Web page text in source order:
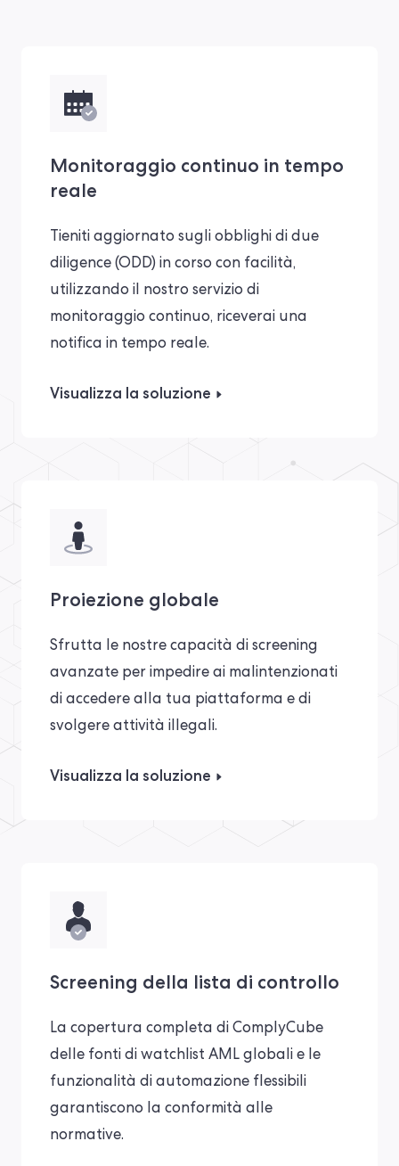
Monitoraggio continuo in tempo
reale
Tieniti aggiornato sugli obblighi di due
diligence (ODD) in corso con facilità,
utilizzando il nostro servizio di
monitoraggio continuo, riceverai una
notifica in tempo reale.
Visualizza la soluzione
Proiezione globale
Sfrutta le nostre capacità di screening
avanzate per impedire ai malintenzionati
di accedere alla tua piattaforma e di
svolgere attività illegali.
Visualizza la soluzione
Screening della lista di controllo
La copertura completa di ComplyCube
delle fonti di watchlist AML globali e le
funzionalità di automazione flessibili
garantiscono la conformità alle
normative.